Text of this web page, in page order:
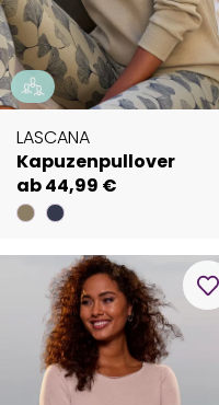
LASCANA
Kapuzenpullover
ab 44,99 €